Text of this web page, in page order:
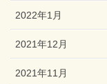
2022年1月
2021年12月
2021年11月